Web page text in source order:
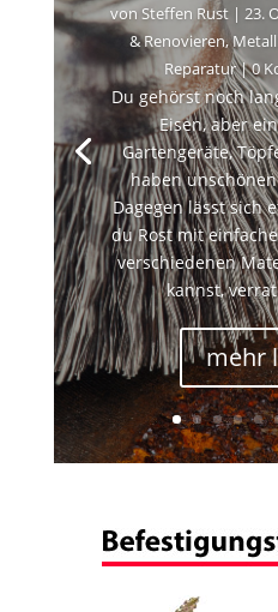
vonSteffen Rust| 23.
& Renovieren,
Reparatur| 0
Du gehörst noch
Eisen, aber
Gartengeräte,
haben
Dagegen lässt sich
du Rost mit
verschiedenen
kannst,
mehr